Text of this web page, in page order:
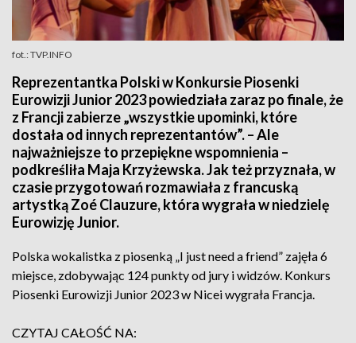
fot.: TVP.INFO
Reprezentantka Polski w Konkursie Piosenki
Eurowizji Junior 2023 powiedziała zaraz po finale, że
z Francji zabierze „wszystkie upominki, które
dostała od innych reprezentantów”. – Ale
najważniejsze to przepiękne wspomnienia –
podkreśliła Maja Krzyżewska. Jak też przyznała, w
czasie przygotowań rozmawiała z francuską
artystką Zoé Clauzure, która wygrała w niedzielę
Eurowizję Junior.
Polska wokalistka z piosenką „I just need a friend” zajęła 6
miejsce, zdobywając 124 punkty od jury i widzów. Konkurs
Piosenki Eurowizji Junior 2023 w Nicei wygrała Francja.
CZYTAJ CAŁOŚĆ NA: